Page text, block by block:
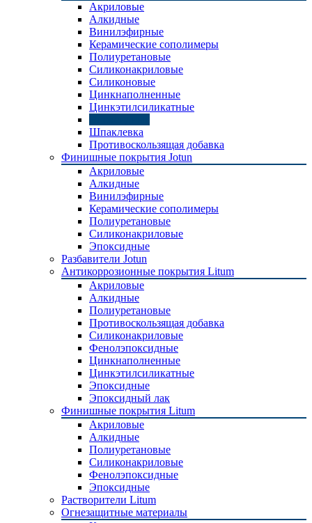
Акриловые
Алкидные
Винилэфирные
Керамические сополимеры
Полиуретановые
Силиконакриловые
Силиконовые
Цинкнаполненные
Цинкэтилсиликатные
Шпаклевка
Противоскользящая добавка
Финишные покрытия Jotun
Акриловые
Алкидные
Винилэфирные
Керамические сополимеры
Полиуретановые
Силиконакриловые
Эпоксидные
Разбавители Jotun
Антикоррозионные покрытия Litum
Акриловые
Алкидные
Полиуретановые
Противоскользящая добавка
Силиконакриловые
Фенолэпоксидные
Цинкнаполненные
Цинкэтилсиликатные
Эпоксидные
Эпоксидный лак
Финишные покрытия Litum
Акриловые
Алкидные
Полиуретановые
Силиконакриловые
Фенолэпоксидные
Эпоксидные
Растворители Litum
Огнезащитные материалы